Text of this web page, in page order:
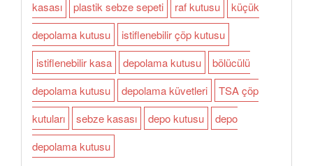
kasası
plastik sebze sepeti raf kutusu
küçük
depolama kutusu
istiflenebilir çöp kutusu
istiflenebilir kasa
depolama kutusu
bölücülü
depolama kutusu
depolama küvetleri
TSA çöp
kutuları
sebze kasası depo kutusu
depo
depolama kutusu